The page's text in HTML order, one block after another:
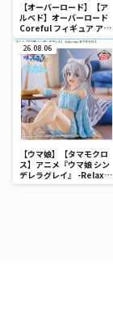
【オーバーロード】【ア
ルベド】オーバーロード
Coreful フィギュア アル
ベド～海賊ver.～
26.08.06
【ウマ娘】【タマモクロ
ス】アニメ『ウマ娘 シン
デレラグレイ』 -Relax
time-タマモクロス